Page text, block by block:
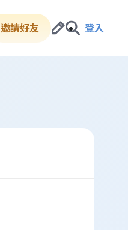
邀請好友 登入